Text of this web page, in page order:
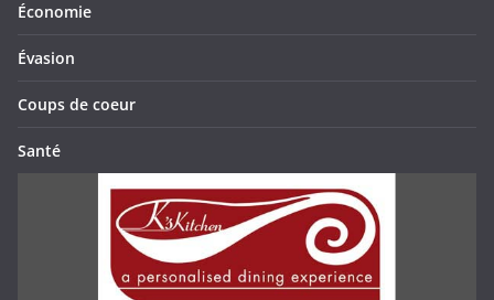
Économie
Évasion
Coups de coeur
Santé